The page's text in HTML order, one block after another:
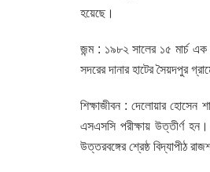
হয়েছে।
জন্ম : ১৯৮২ সালের ১৫ মার্চ
সদরের দানার হাটের সৈয়দপুর
শিক্ষাজীবন : দেলোয়ার হোসেন
এসএসসি পরীক্ষায় উত্তীর্ণ
উত্তরবঙ্গের শ্রেষ্ঠ বিদ্যাপীঠ